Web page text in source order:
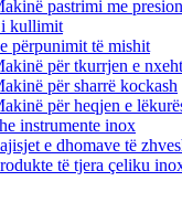
pastrimi me
i kullimit
përpunimit të mishit
për tkurrjen e
për sharrë kockash
për heqjen e
instrumente inox
e dhomave të
të tjera çeliku